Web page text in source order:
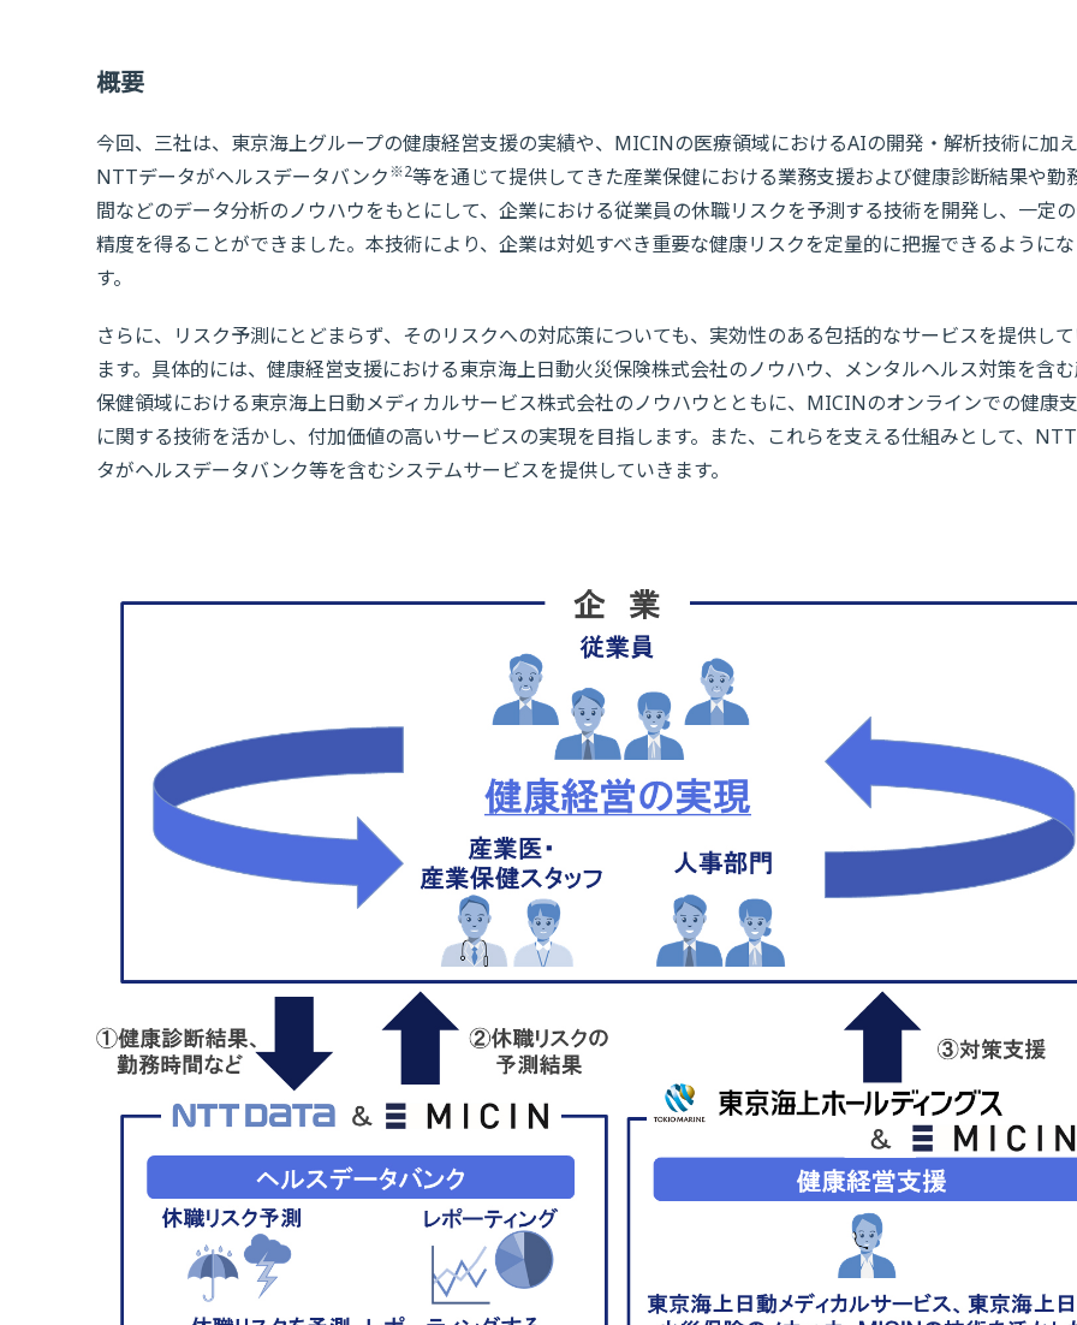
概要
今回、三社は、東京海上グループの健康経営支援の実績や、MICINの医療領域におけるAIの開発・解析技術に加え
NTTデータがヘルスデータバンク※2等を通じて提供してきた産業保健における業務支援および健康診断結果や勤
間などのデータ分析のノウハウをもとにして、企業における従業員の休職リスクを予測する技術を開発し、一定
精度を得ることができました。本技術により、企業は対処すべき重要な健康リスクを定量的に把握できるように
す。
さらに、リスク予測にとどまらず、そのリスクへの対応策についても、実効性のある包括的なサービスを提供し
ます。具体的には、健康経営支援における東京海上日動火災保険株式会社のノウハウ、メンタルヘルス対策を含
保健領域における東京海上日動メディカルサービス株式会社のノウハウとともに、MICINのオンラインでの健康
に関する技術を活かし、付加価値の高いサービスの実現を目指します。また、これらを支える仕組みとして、
タがヘルスデータバンク等を含むシステムサービスを提供していきます。